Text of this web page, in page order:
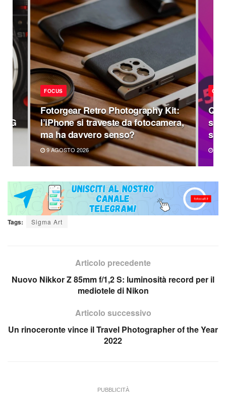
DG
FOCUS
Fotorgear Retro Photography Kit:
l’iPhone si traveste da fotocamera,
ma ha davvero senso?
9 AGOSTO 2026
su
8
Tags: Sigma Art
Articolo precedente
Nuovo Nikkor Z 85mm f/1,2 S: luminosità record per il
mediotele di Nikon
Articolo successivo
Un rinoceronte vince il Travel Photographer of the Year
2022
PUBBLICITÀ